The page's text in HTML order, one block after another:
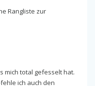
Rangliste zur
mich total gefesselt hat.
ich auch den